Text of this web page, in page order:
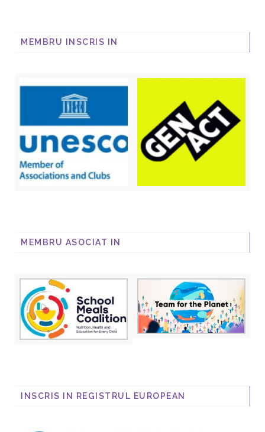
MEMBRU INSCRIS IN
MEMBRU ASOCIAT IN
INSCRIS IN REGISTRUL EUROPEAN